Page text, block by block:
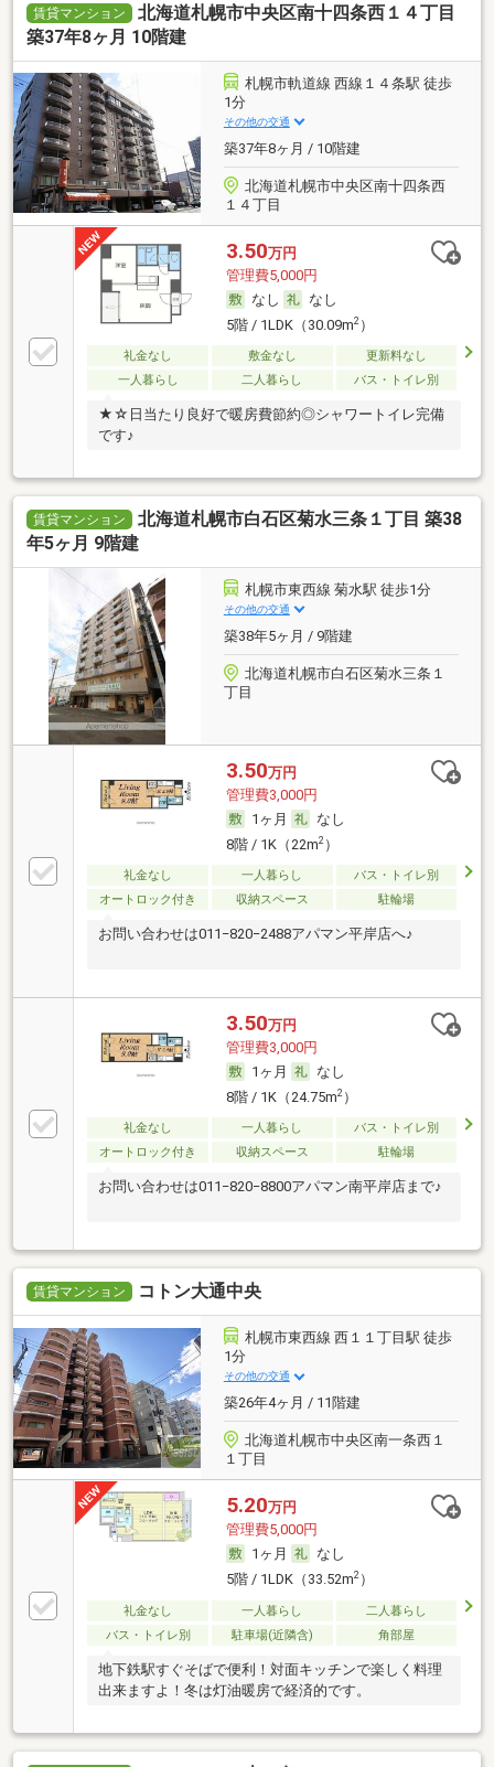
賃貸マンション
北海道札幌市中央区南十四条西１４丁目
築37年8ヶ月 10階建
札幌市軌道線 西線１４条駅 徒歩
1分
その他の交通
築37年8ヶ月 / 10階建
北海道札幌市中央区南十四条西
１４丁目
3.50万円
管理費5,000円
なし
なし
5階 / 1LDK（30.09m2）
礼金なし 敷金なし
更新料なし
一人暮らし
二人暮らし バス・トイレ別
★☆日当たり良好で暖房費節約◎シャワートイレ完備
です♪
賃貸マンション
北海道札幌市白石区菊水三条１丁目 築38
年5ヶ月 9階建
札幌市東西線 菊水駅 徒歩1分
その他の交通
築38年5ヶ月 / 9階建
北海道札幌市白石区菊水三条１
丁目
3.50万円
管理費3,000円
1ヶ月
なし
8階 / 1K（22m2）
礼金なし 一人暮らし
バス・トイレ別
オートロック付き
収納スペース 駐輪場
お問い合わせは011−820−2488アパマン平岸店へ♪
3.50万円
管理費3,000円
1ヶ月
なし
8階 / 1K（24.75m2）
礼金なし 一人暮らし
バス・トイレ別
オートロック付き
収納スペース 駐輪場
お問い合わせは011−820−8800アパマン南平岸店まで♪
賃貸マンション コトン大通中央
札幌市東西線 西１１丁目駅 徒歩
1分
その他の交通
築26年4ヶ月 / 11階建
北海道札幌市中央区南一条西１
１丁目
5.20万円
管理費5,000円
1ヶ月
なし
5階 / 1LDK（33.52m2）
礼金なし 一人暮らし
二人暮らし
バス・トイレ別
駐車場(近隣含) 角部屋
地下鉄駅すぐそばで便利！対面キッチンで楽しく料理
出来ますよ！冬は灯油暖房で経済的です。